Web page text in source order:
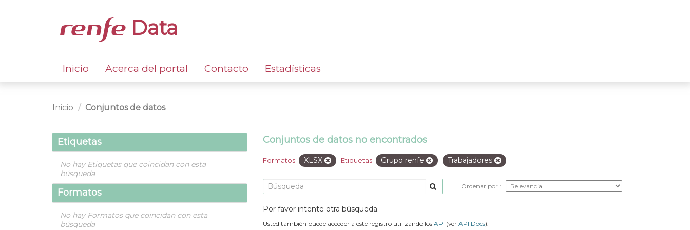
Data
Inicio Acerca del portal Contacto Estadísticas
Inicio Conjuntos de datos
Etiquetas
No hay Etiquetas que coincidan con esta
búsqueda
Formatos
No hay Formatos que coincidan con esta
búsqueda
Conjuntos de datos no encontrados
Formatos: XLSX Etiquetas: Grupo renfe Trabajadores
Ordenar por
Por favor intente otra búsqueda.
Usted también puede acceder a este registro utilizando los API (ver API Docs).